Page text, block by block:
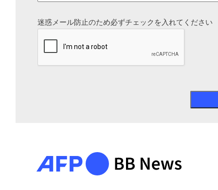
迷惑メール防止のため必ずチェックを入れてください